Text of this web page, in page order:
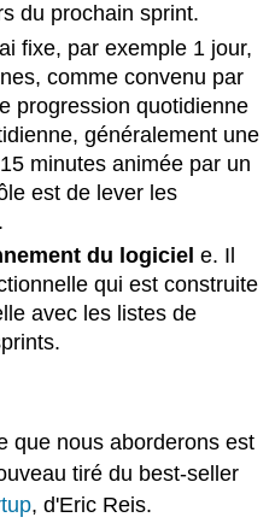
du prochain sprint.
fixe, par exemple 1 jour,
comme convenu par
progression quotidienne
généralement une
minutes animée par un
est de lever les
du logiciel e. Il
qui est construite
avec les listes de
que nous aborderons est
tiré du best-seller
, d'Eric Reis.